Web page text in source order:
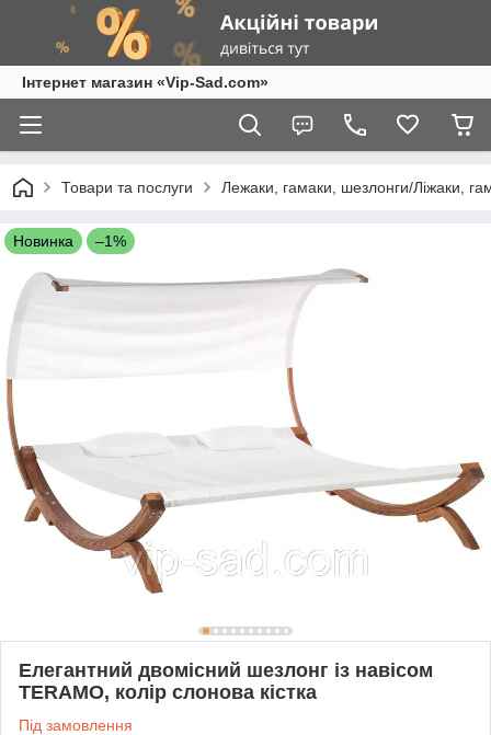
Інтернет магазин «Vip-Sad.com»
Товари та послуги Лежаки, гамаки, шезлонги/Ліжаки,
Новинка –1%
Елегантний двомісний шезлонг із навісом
TERAMO, колір слонова кістка
Під замовлення